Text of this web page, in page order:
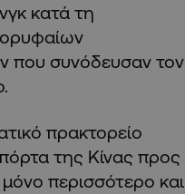
κατά τη
που συνόδευσαν τον
πρακτορείο
της Κίνας προς
μόνο περισσότερο και